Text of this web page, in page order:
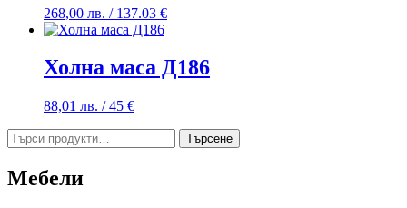
268,00 лв. / 137.03 €
Холна маса Д186
88,01 лв. / 45 €
Търсене
за:
Търсене
Мебели